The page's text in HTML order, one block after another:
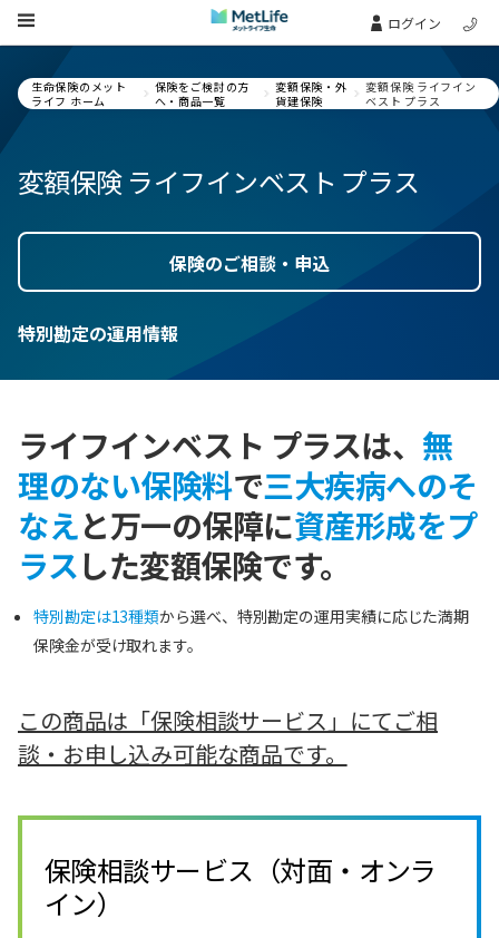
Skip Navigation ログイン
生命保険のメット
ライフ ホーム
保険をご検討の方
へ・商品一覧
変額保険・外
貨建保険
変額保険 ライフイン
ベスト プラス
変額保険 ライフインベスト プラス
保険のご相談・申込
特別勘定の運用情報
ライフインベスト プラスは、 無
理のない保険料で三大疾病へのそ
なえと万一の保障に資産形成をプ
ラスした変額保険です。
特別勘定は13種類から選べ、特別勘定の運用実績に応じた満期
保険金が受け取れます。
この商品は「保険相談サービス」にてご相
談・お申し込み可能な商品です。
保険相談サービス（対面・オンラ
イン）